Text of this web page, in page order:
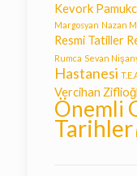
Kevork
Margosyan Nazan
Resmi Tatiller
Rumca Sevan
Hastanesi
Vercihan
Önemli
Tarihler